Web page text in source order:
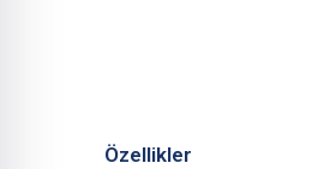
Özellikler